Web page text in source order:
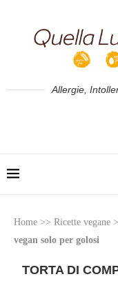
Allergie,
Home >> Ricette vegane
vegan solo per golosi
TORTA DI